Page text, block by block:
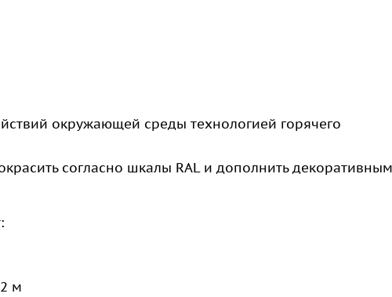
окружающей среды технологией горячего
согласно шкалы RAL и дополнить
м